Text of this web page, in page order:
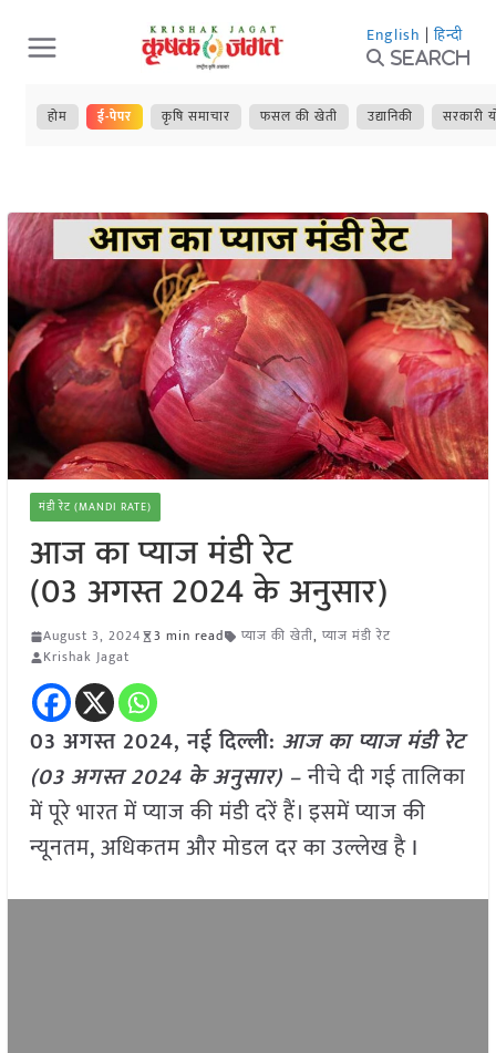
Skip
to
content
English | हिन्दी
Search
होम ई-पेपर कृषि समाचार फसल की खेती उद्यानिकी सरकारी
मंडी रेट (MANDI RATE)
आज का प्याज मंडी रेट
(03 अगस्त 2024 के अनुसार)
August 3, 2024 3 min read प्याज की खेती, प्याज मंडी रेट
Krishak Jagat
03 अगस्त 2024, नई दिल्ली: आज का प्याज मंडी रेट
(03 अगस्त 2024 के अनुसार) –नीचे दी गई तालिका
में पूरे भारत में प्याज की मंडी दरें हैं। इसमें प्याज की
न्यूनतम, अधिकतम और मोडल दर का उल्लेख है I